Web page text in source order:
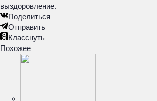
выздоровление.
Поделиться
Отправить
Класснуть
Похожее